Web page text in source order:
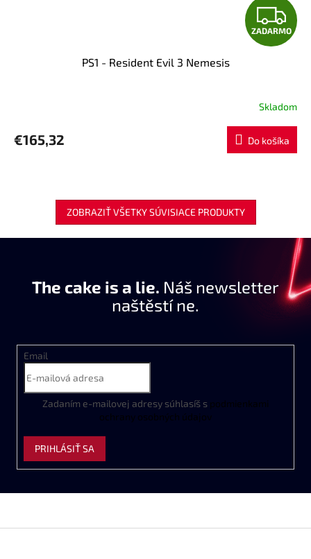
Z
A
A
R
M
ZADARMO
PS1 - Resident Evil 3 Nemesis
Skladom
€165,32 Do košíka
ZOBRAZIŤ VŠETKY SÚVISIACE PRODUKTY
The cake is a lie. Náš newsletter
naštěstí ne.
Email
Zadaním e-mailovej adresy súhlasíš s podmienkami
ochrany osobných údajov
PRIHLÁSIŤ SA